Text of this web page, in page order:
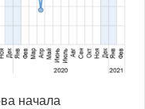
начала